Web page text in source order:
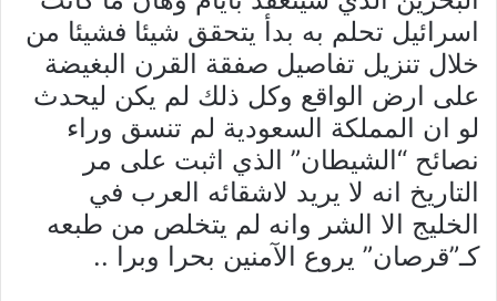
اسرائيل تحلم به بدأ يتحقق شيئا فشيئا من
خلال تنزيل تفاصيل صفقة القرن البغيضة
على ارض الواقع وكل ذلك لم يكن ليحدث
لو ان المملكة السعودية لم تنسق وراء
نصائح “الشيطان” الذي اثبت على مر
التاريخ انه لا يريد لاشقائه العرب في
الخليج الا الشر وانه لم يتخلص من طبعه
كـ”قرصان” يروع الآمنين بحرا وبرا ..